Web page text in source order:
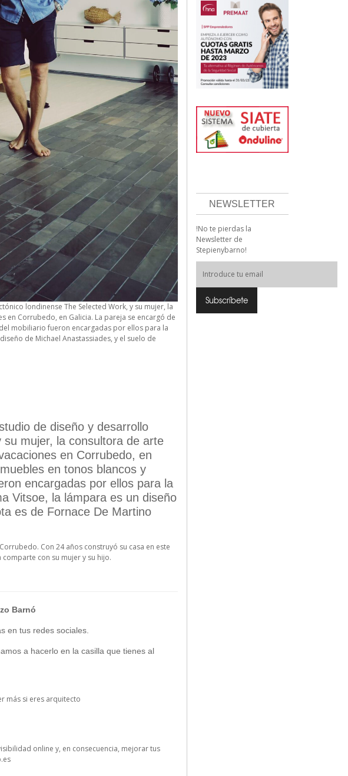
londinense The Selected Work, y su mujer, la
en Corrubedo, en Galicia. La pareja se encargó de
mobiliario fueron encargadas por ellos para la
de Michael Anastassiades, y el suelo de
de diseño y desarrollo
mujer, la consultora de arte
en Corrubedo, en
en tonos blancos y
encargadas por ellos para la
Vitsoe, la lámpara es un diseño
es de Fornace De Martino
Con 24 años construyó su casa en este
con su mujer y su hijo.
Barnó
en tus redes sociales.
a hacerlo en la casilla que tienes al
más si eres arquitecto
online y, en consecuencia, mejorar tus
NEWSLETTER
!No te pierdas la
Newsletter de
Stepienybarno!